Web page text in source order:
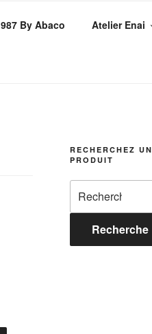
By Abaco Atelier Enai
RECHERCHEZ UN
PRODUIT
pour :
Recherche